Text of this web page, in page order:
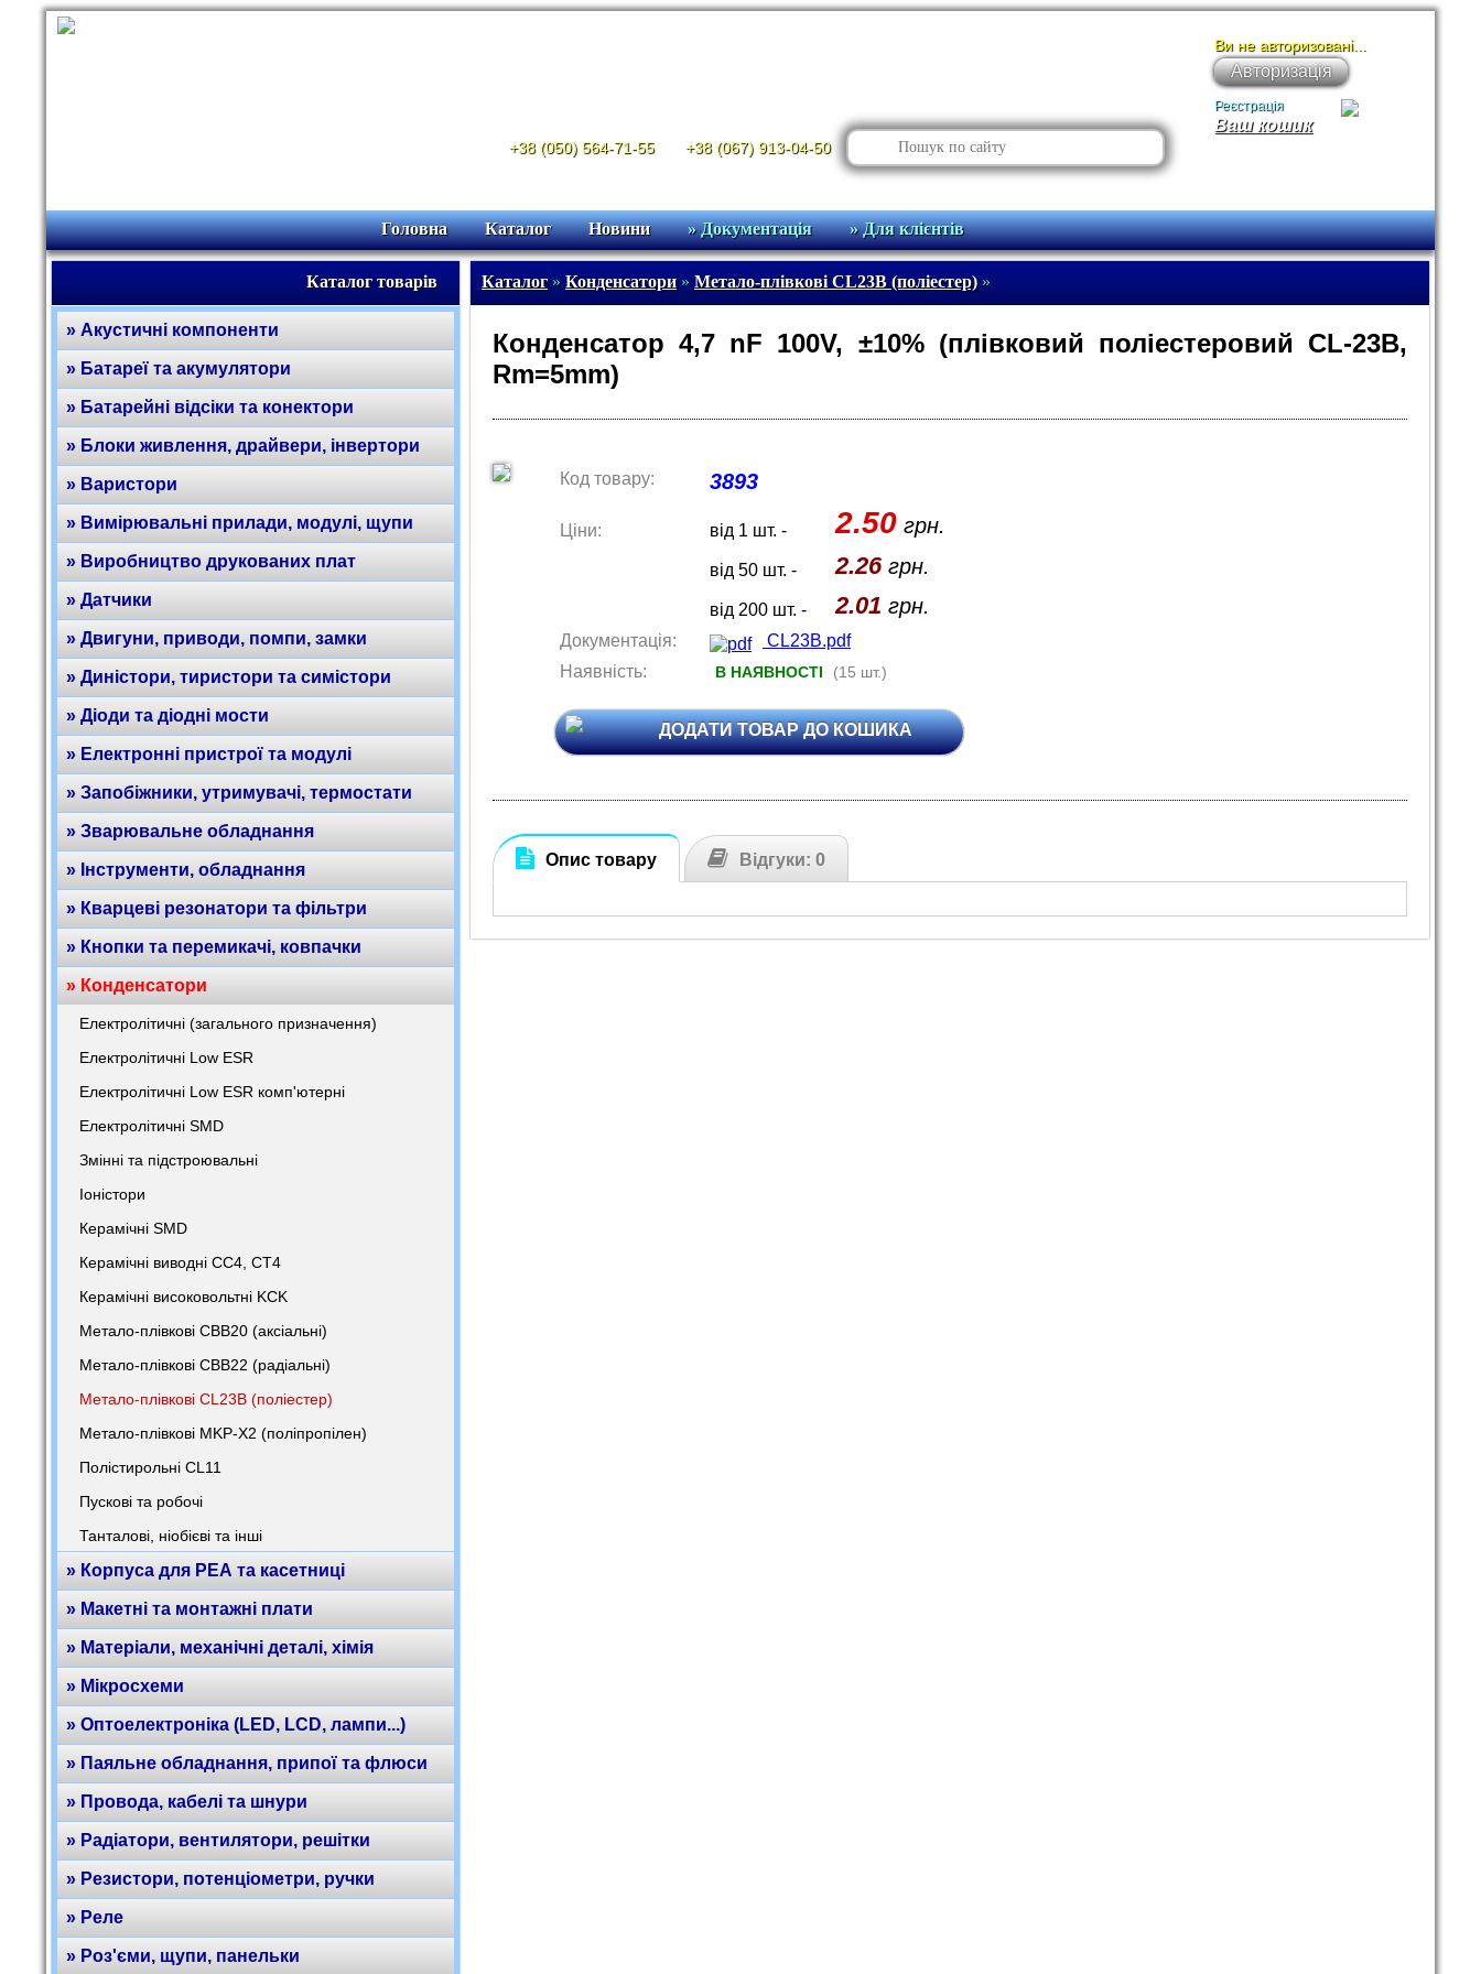
+38 (050) 564-71-55 +38 (067) 913-04-50
Ваш кошик
Ви не авторизовані...
Авторизація
Реєстрація
Головна Каталог Новини » Документація » Для клієнтів
Каталог товарів
» Акустичні компоненти
» Батареї та акумулятори
» Батарейні відсіки та конектори
» Блоки живлення, драйвери, інвертори
» Варистори
» Вимірювальні прилади, модулі, щупи
» Виробництво друкованих плат
» Датчики
» Двигуни, приводи, помпи, замки
» Диністори, тиристори та симістори
» Діоди та діодні мости
» Електронні пристрої та модулі
» Запобіжники, утримувачі, термостати
» Зварювальне обладнання
» Інструменти, обладнання
» Кварцеві резонатори та фільтри
» Кнопки та перемикачі, ковпачки
» Конденсатори
Електролітичні (загального призначення)
Електролітичні Low ESR
Електролітичні Low ESR комп'ютерні
Електролітичні SMD
Змінні та підстроювальні
Іоністори
Керамічні SMD
Керамічні виводні CC4, CT4
Керамічні високовольтні KCK
Метало-плівкові CBB20 (аксіальні)
Метало-плівкові CBB22 (радіальні)
Метало-плівкові CL23B (поліестер)
Метало-плівкові MKP-X2 (поліпропілен)
Полістирольні CL11
Пускові та робочі
Танталові, ніобієві та інші
» Корпуса для РЕА та касетниці
» Макетні та монтажні плати
» Матеріали, механічні деталі, хімія
» Мікросхеми
» Оптоелектроніка (LED, LCD, лампи...)
» Паяльне обладнання, припої та флюси
» Провода, кабелі та шнури
» Радіатори, вентилятори, решітки
» Резистори, потенціометри, ручки
» Реле
» Роз'єми, щупи, панельки
Каталог» Конденсатори» Метало-плівкові CL23B (поліестер)»
Конденсатор 4,7 nF 100V, ±10% (плівковий поліестеровий CL-23B,
Rm=5mm)
Код товару: 3893
Ціни: від 1 шт. - 2.50 грн.
від 50 шт. - 2.26грн.
від 200 шт. - 2.01 грн.
Документація:
CL23B.pdf
Наявність:
В НАЯВНОСТІ (15 шт.)
ДОДАТИ ТОВАР ДО КОШИКА
Опис товару Відгуки: 0